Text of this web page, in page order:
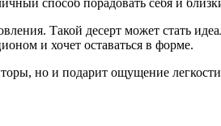
Такой десерт может стать
и хочет оставаться в форме.
но и подарит ощущение